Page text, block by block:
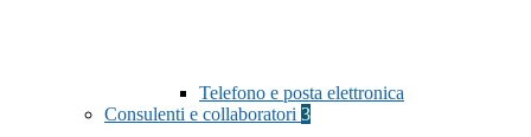
Telefono e posta elettronica
Consulenti e collaboratori 3